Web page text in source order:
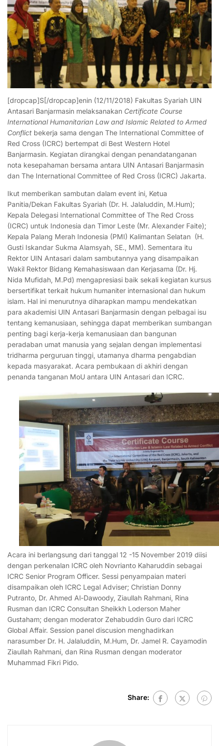
[dropcap]S[/dropcap]enin (12/11/2018) Fakultas Syariah UIN
Antasari Banjarmasin melaksanakan Certificate Course
International Humanitarian Law and Islamic Related to Armed
Conflict bekerja sama dengan The International Committee of
Red Cross (ICRC) bertempat di Best Western Hotel
Banjarmasin. Kegiatan dirangkai dengan penandatanganan
nota kesepahaman bersama antara UIN Antasari Banjarmasin
dan The International Committee of Red Cross (ICRC) Jakarta.
Ikut memberikan sambutan dalam event ini, Ketua
Panitia/Dekan Fakultas Syariah (Dr. H. Jalaluddin, M.Hum);
Kepala Delegasi International Committee of The Red Cross
(ICRC) untuk Indonesia dan Timor Leste (Mr. Alexander Faite);
Kepala Palang Merah Indonesia (PMI) Kalimantan Selatan (H.
Gusti Iskandar Sukma Alamsyah, SE., MM). Sementara itu
Rektor UIN Antasari dalam sambutannya yang disampaikan
Wakil Rektor Bidang Kemahasiswaan dan Kerjasama (Dr. Hj.
Nida Mufidah, M.Pd) mengapresiasi baik sekali kegiatan kursus
bersertifikat terkait hukum humaniter internasional dan hukum
islam. Hal ini menurutnya diharapkan mampu mendekatkan
para akademisi UIN Antasari Banjarmasin dengan pelbagai isu
tentang kemanusiaan, sehingga dapat memberikan sumbangan
penting bagi kerja-kerja kemanusiaan dan bangunan
peradaban umat manusia yang sejalan dengan implementasi
tridharma perguruan tinggi, utamanya dharma pengabdian
kepada masyarakat. Acara pembukaan di akhiri dengan
penanda tanganan MoU antara UIN Antasari dan ICRC.
Acara ini berlangsung dari tanggal 12 -15 November 2019 diisi
dengan perkenalan ICRC oleh Novrianto Kaharuddin sebagai
ICRC Senior Program Officer. Sessi penyampaian materi
disampaikan oleh ICRC Legal Adviser; Christian Donny
Putranto, Dr. Ahmed Al-Dawoody, Ziaullah Rahmani, Rina
Rusman dan ICRC Consultan Sheikkh Loderson Maher
Gustaham; dengan moderator Zehabuddin Guro dari ICRC
Global Affair. Session panel discusion menghadirkan
narasumber Dr. H. Jalaluddin, M.Hum, Dr. Jamel R. Cayamodin
Ziaullah Rahmani, dan Rina Rusman dengan moderator
Muhammad Fikri Pido.
Share: